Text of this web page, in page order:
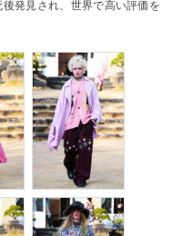
発見され、世界で高い評価を